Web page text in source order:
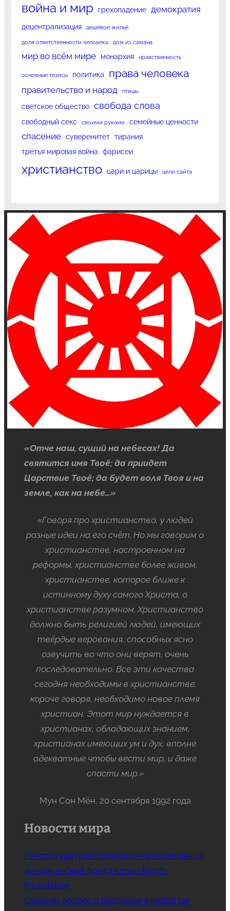
война и мир грехопадение демократия
децентрализация дешёвое жильё
доля ответственности человека дом из самана
мир во всём мире монархия нравственность
основные тезисы политика права человека
правительство и народ птицы
светское общество свобода слова
свободный секс своими руками семейные ценности
спасение суверенитет тирания
третья мировая война
фарисеи
христианство цари и царицы цели сайта
«Отче наш, сущий на небесах! Да
святится имя Твоё; да приидет
Царствие Твоё; да будет воля Твоя и на
земле, как на небе…»
«Говоря про христианство, у людей
разные идеи на его счёт. Но мы говорим о
христианстве, настроенном на
реформы, христианстве более живом,
христианстве, которое ближе к
истинному духу самого Христа, о
христианстве разумном. Христианство
должно быть религией людей, имеющих
твёрдые верования, способных ясно
озвучить во что они верят, очень
последовательно. Все эти качества
сегодня необходимы в христианстве;
короче говоря, необходимо новое племя
христиан. Этот мир нуждается в
христианах, обладающих знанием,
христианах имеющих ум и дух, вполне
адекватные чтобы вести мир, и даже
спасти мир.»
Мун Сон Мён, 20 сентября 1992 года
Новости мира
Генпрокуратура признала нежелательным
американский фонд Human Rights
Foundation
Сазанов: вопрос о введении windfall tax